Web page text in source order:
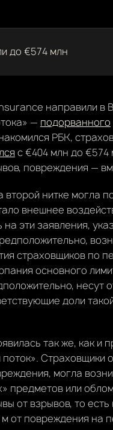
до €574 млн
направили в
— подорванного
РБК,
с €404 млн до €574
повреждения —
нитке могла
внешнее
эти заявления,
страховщиков по
основного
несут
доли
так же, как и
Страховщики
могла
предметов или
от взрывов, то
от повреждения на